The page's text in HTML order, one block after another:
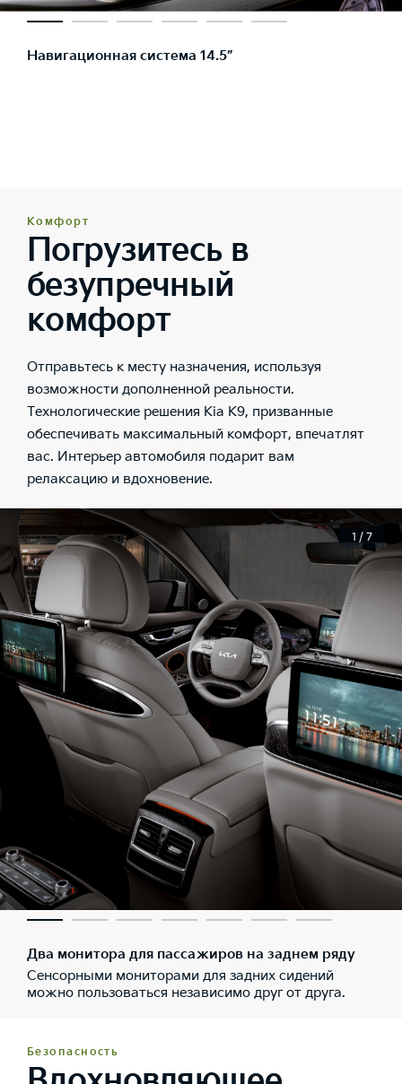
Навигационная система 14.5”
Комфорт
Погрузитесь в
безупречный
комфорт
Отправьтесь к месту назначения, используя
возможности дополненной реальности.
Технологические решения Kia K9, призванные
обеспечивать максимальный комфорт, впечатлят
вас. Интерьер автомобиля подарит вам
релаксацию и вдохновение.
Два монитора для пассажиров на заднем ряду
Сенсорными мониторами для задних сидений
можно пользоваться независимо друг от друга.
1 / 7
Безопасность